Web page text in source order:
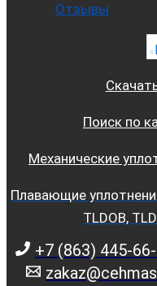
Отзывы
Поиск по
Механические
Плавающие
TLDOB,
+7 (863) 445-